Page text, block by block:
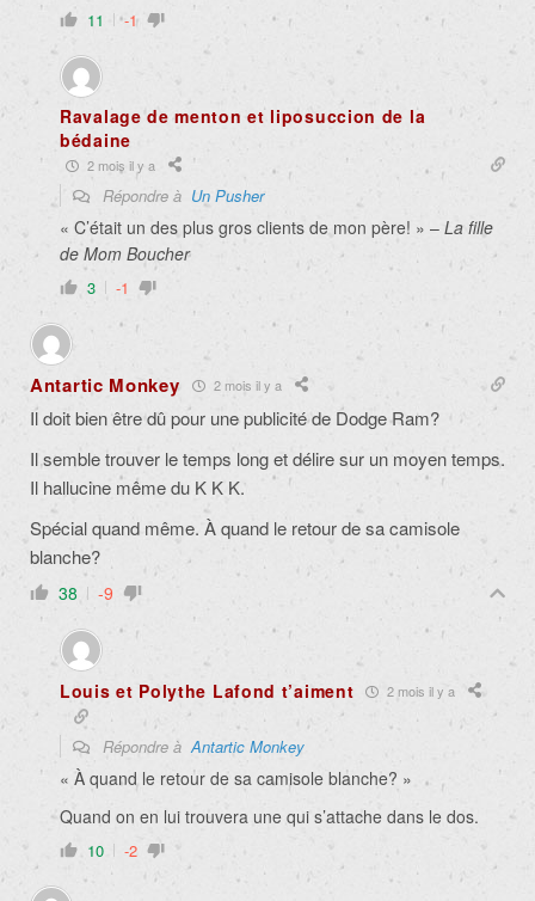
11 -1
Ravalage de menton et liposuccion de la
bédaine
2 mois il y a
Répondre à Un Pusher
« C’était un des plus gros clients de mon père! » – La fille
de Mom Boucher
3 -1
Antartic Monkey 2 mois il y a
Il doit bien être dû pour une publicité de Dodge Ram?
Il semble trouver le temps long et délire sur un moyen temps.
Il hallucine même du K K K.
Spécial quand même. À quand le retour de sa camisole
blanche?
38 -9
Louis et Polythe Lafond t’aiment 2 mois il y a
Répondre àAntartic Monkey
« À quand le retour de sa camisole blanche? »
Quand on en lui trouvera une qui s’attache dans le dos.
10 -2